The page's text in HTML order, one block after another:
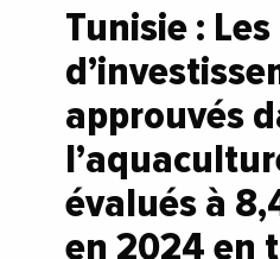
Tunisie :
approuvés
évalués à
en 2024 en